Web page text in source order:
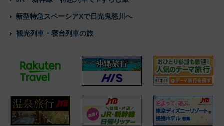
新型特急スペーシアXで日光鬼怒川へ
観光列車・寝台列車の旅